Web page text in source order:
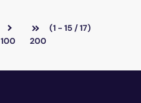
(1 - 15 / 17)
100 200